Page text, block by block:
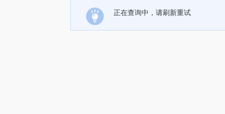
正在查询中，请刷新重试